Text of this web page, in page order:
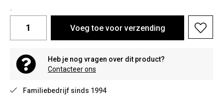
.
Voeg toe voor verzending
Heb je nog vragen over dit product?
Contacteer ons
Familiebedrijf sinds 1994